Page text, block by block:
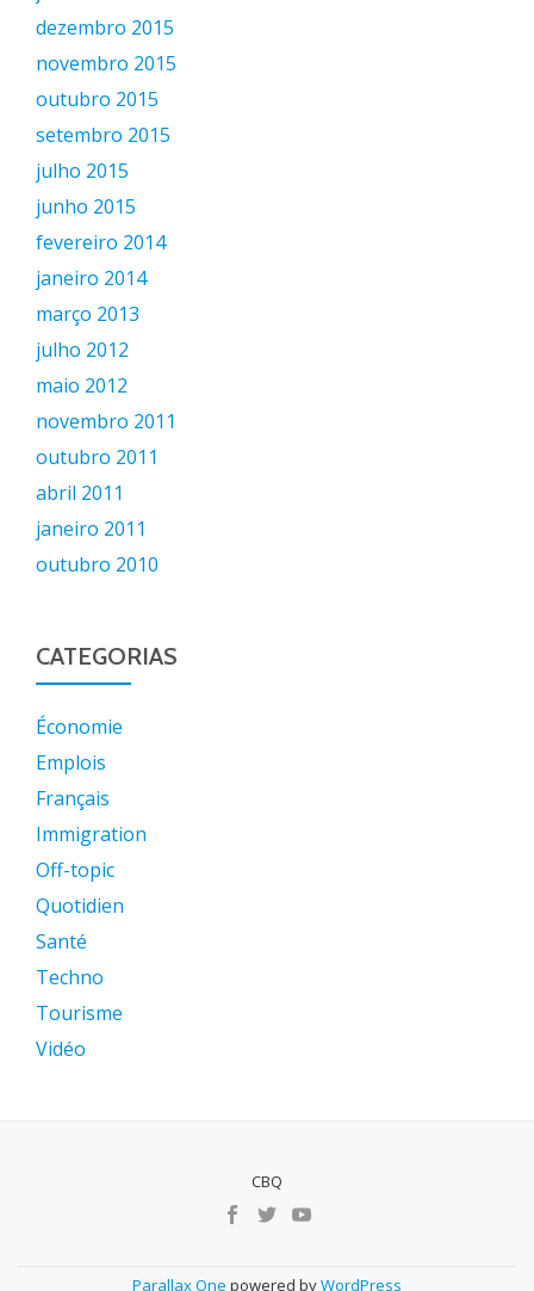
dezembro 2015
novembro 2015
outubro 2015
setembro 2015
julho 2015
junho 2015
fevereiro 2014
janeiro 2014
março 2013
julho 2012
maio 2012
novembro 2011
outubro 2011
abril 2011
janeiro 2011
outubro 2010
CATEGORIAS
Économie
Emplois
Français
Immigration
Off-topic
Quotidien
Santé
Techno
Tourisme
Vidéo
CBQ
Parallax One powered byWordPress